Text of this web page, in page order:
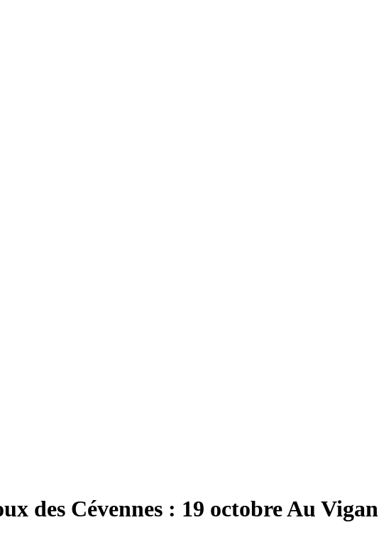
des Cévennes : 19 octobre Au Vigan